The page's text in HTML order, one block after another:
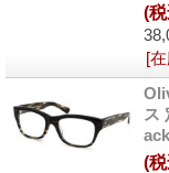
(
[
ス
(